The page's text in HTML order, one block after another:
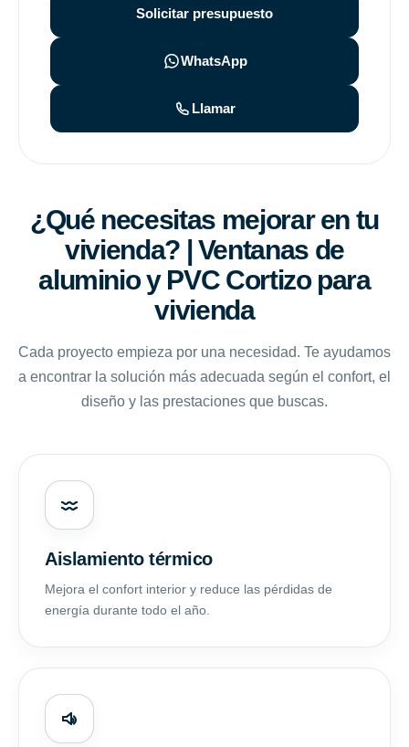
Solicitar presupuesto
WhatsApp
Llamar
¿Qué necesitas mejorar en tu
vivienda? | Ventanas de
aluminio y PVC Cortizo para
vivienda
Cada proyecto empieza por una necesidad. Te ayudamos
a encontrar la solución más adecuada según el confort, el
diseño y las prestaciones que buscas.
Aislamiento térmico
Mejora el confort interior y reduce las pérdidas de
energía durante todo el año.